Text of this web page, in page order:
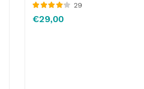
con4.18de
29
€29,00